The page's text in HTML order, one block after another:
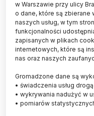
15.11.2013
aktualizacja:
2 minuty czytania
w Warszawie przy ulicy
o dane, które są zbierane
naszych usług, w tym
funkcjonalności
zapisanych w plikach
internetowych, które są
nas oraz naszych
Gromadzone dane są
• świadczenia usług
• wykrywania nadużyć w
• pomiarów